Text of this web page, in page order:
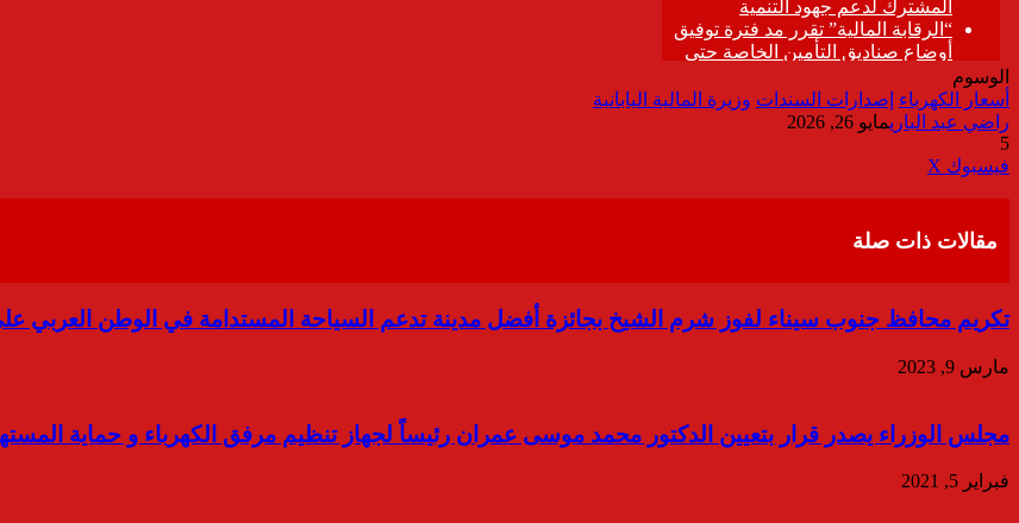
الوسوم
أسعار الكهرباء إصدارات السندات وزيرة المالية اليابانية
راضي عبد الباريمايو 26, 2026
5
فيسبوك ‫X
مقالات ذات صلة
تكريم محافظ جنوب سيناء لفوز شرم الشيخ بجائزة أفضل مدينة تدعم السياحة المستدامة في الوطن العربي
مارس 9, 2023
مجلس الوزراء يصدر قرار بتعيين الدكتور محمد موسى عمران رئيساً لجهاز تنظيم مرفق الكهرباء و حماية
فبراير 5, 2021